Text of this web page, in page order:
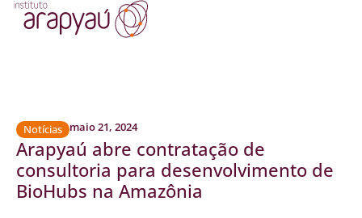
Notícias maio 21, 2024
Arapyaú abre contratação de
consultoria para desenvolvimento de
BioHubs na Amazônia